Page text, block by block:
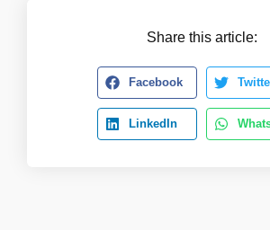
Share this article:
Facebook
LinkedIn